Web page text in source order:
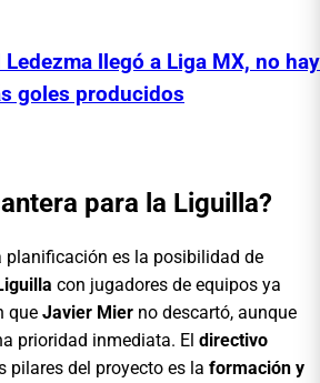
Ledezma llegó a Liga MX, no hay
goles producidos
para la Liguilla?
planificación es la posibilidad de
con jugadores de equipos ya
que Javier Mier no descartó, aunque
prioridad inmediata. El directivo
pilares del proyecto es la formación y